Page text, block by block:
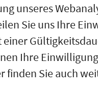
unseres
Sie uns Ihre
Ihre
finden Sie auch